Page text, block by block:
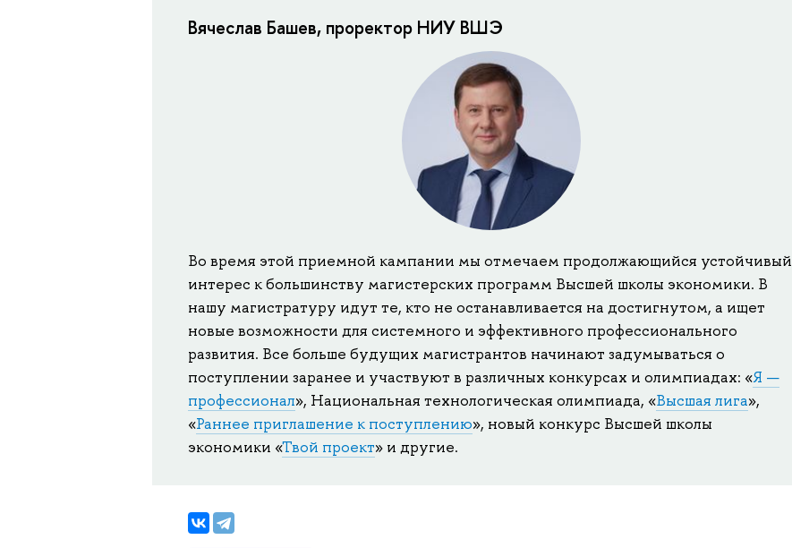
Вячеслав Башев, проректор НИУ ВШЭ
Во время этой приемной кампании мы отмечаем продолжающийся устойчивый
интерес к большинству магистерских программ Высшей школы экономики. В
нашу магистратуру идут те, кто не останавливается на достигнутом, а ищет
новые возможности для системного и эффективного профессионального
развития. Все больше будущих магистрантов начинают задумываться о
поступлении заранее и участвуют в различных конкурсах и олимпиадах: «Я —
профессионал», Национальная технологическая олимпиада, «Высшая лига»,
«Раннее приглашение к поступлению», новый конкурс Высшей школы
экономики «Твой проект» и другие.